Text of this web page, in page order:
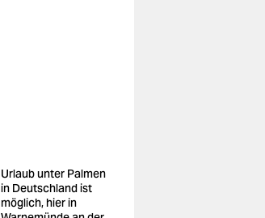
Urlaub unter Palmen
in Deutschland ist
möglich, hier in